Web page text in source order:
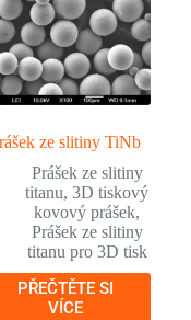
ze slitiny TiNb
Prášek ze slitiny
titanu,3D tiskový
kovový prášek,
Prášek ze slitiny
titanu pro 3D tisk
PŘEČTĚTE SI
VÍCE